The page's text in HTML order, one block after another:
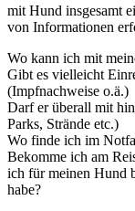
mit Hund insgesamt
von Informationen
Wo kann ich mit
Gibt es vielleicht
(Impfnachweise o.ä.)
Darf er überall mit
Parks, Strände etc.)
Wo finde ich im
Bekomme ich am
ich für meinen Hund
habe?